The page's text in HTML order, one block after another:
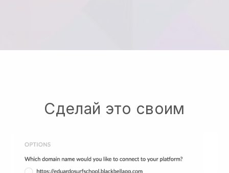
Сделай это своим